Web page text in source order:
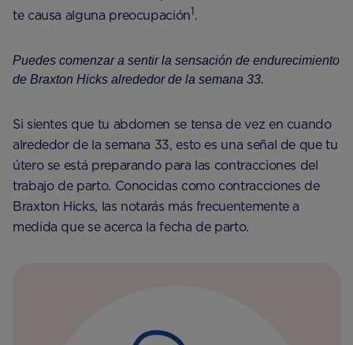
te causa alguna preocupación1.
Puedes comenzar a sentir la sensación de endurecimiento
de Braxton Hicks alrededor de la semana 33.
Si sientes que tu abdomen se tensa de vez en cuando
alrededor de la semana 33, esto es una señal de que tu
útero se está preparando para las contracciones del
trabajo de parto. Conocidas como contracciones de
Braxton Hicks, las notarás más frecuentemente a
medida que se acerca la fecha de parto.